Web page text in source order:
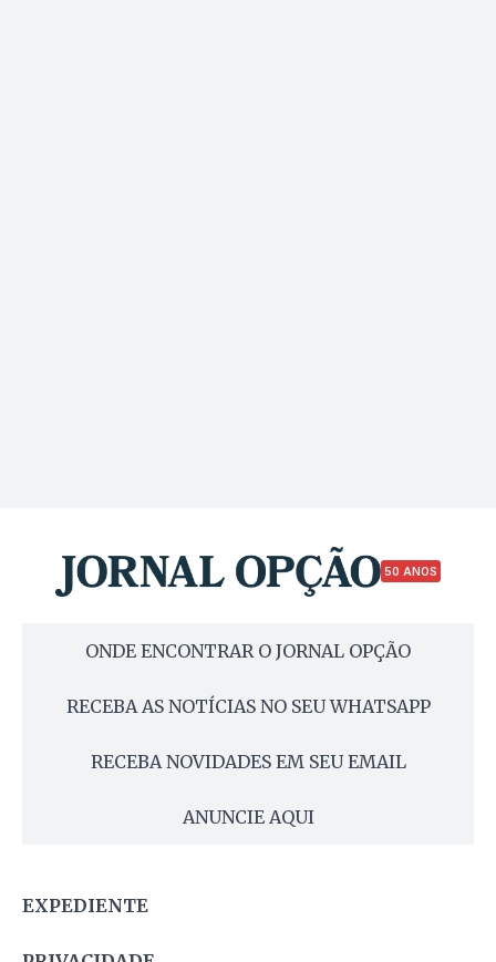
50 ANOS
ONDE ENCONTRAR O JORNAL OPÇÃO
RECEBA AS NOTÍCIAS NO SEU WHATSAPP
RECEBA NOVIDADES EM SEU EMAIL
ANUNCIE AQUI
EXPEDIENTE